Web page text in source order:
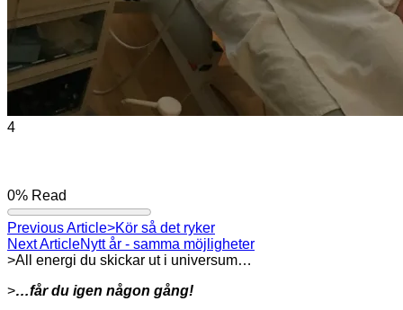
4
0% Read
Previous Article>Kör så det ryker
Next ArticleNytt år - samma möjligheter
>All energi du skickar ut i universum…
>…får du igen någon gång!